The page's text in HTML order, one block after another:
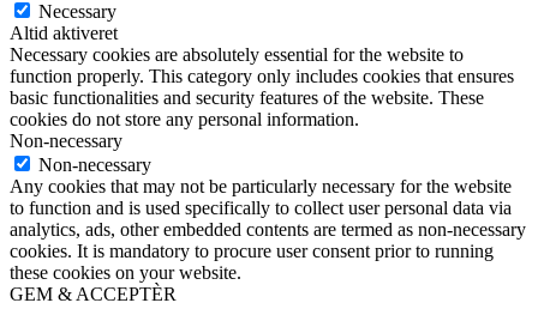
Necessary
Altid aktiveret
Necessary cookies are absolutely essential for the website to
function properly. This category only includes cookies that ensures
basic functionalities and security features of the website. These
cookies do not store any personal information.
Non-necessary
Non-necessary
Any cookies that may not be particularly necessary for the website
to function and is used specifically to collect user personal data via
analytics, ads, other embedded contents are termed as non-necessary
cookies. It is mandatory to procure user consent prior to running
these cookies on your website.
GEM & ACCEPTÈR